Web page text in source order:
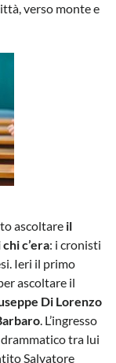
verso monte e
ascoltare il
c’era: i cronisti
Ieri il primo
ascoltare il
Di Lorenzo
. L’ingresso
tra lui
Salvatore